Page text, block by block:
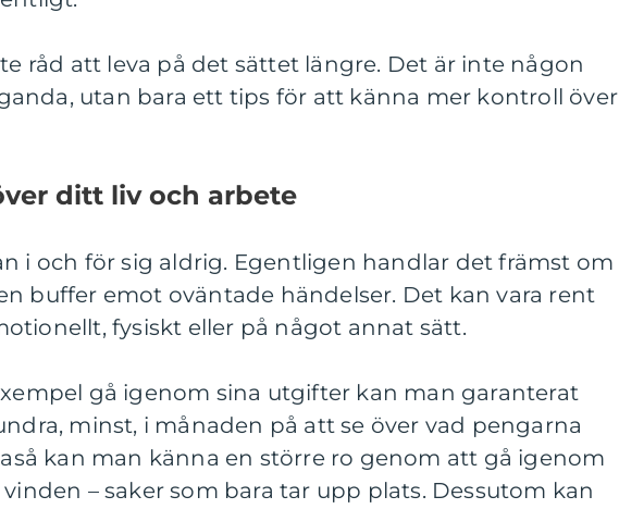
råd att leva på det sättet längre. Det är inte någon
utan bara ett tips för att känna mer kontroll över
ditt liv och arbete
i och för sig aldrig. Egentligen handlar det främst om
buffer emot oväntade händelser. Det kan vara rent
fysiskt eller på något annat sätt.
gå igenom sina utgifter kan man garanterat
minst, i månaden på att se över vad pengarna
kan man känna en större ro genom att gå igenom
– saker som bara tar upp plats. Dessutom kan